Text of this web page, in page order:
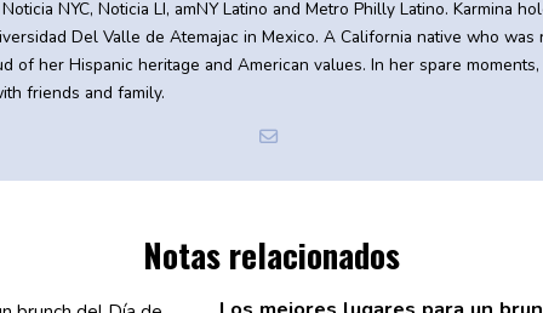
NYC, Noticia LI, amNY Latino and Metro Philly Latino. Karmina
Del Valle de Atemajac in Mexico. A California native who
of her Hispanic heritage and American values. In her spare
friends and family.
Notas relacionados